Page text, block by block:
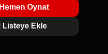
Hemen Oynat
Listeye Ekle